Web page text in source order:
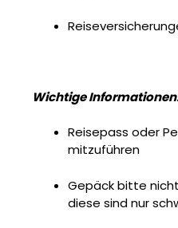
Wichtige
Reisepass oder
mitzuführen
Gepäck bitte
diese sind nur